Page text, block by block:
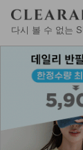
다시 볼 수 없는